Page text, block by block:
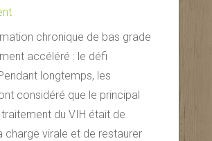
chronique de bas grade
accéléré : le défi
longtemps, les
considéré que le principal
du VIH était de
charge virale et de restaurer